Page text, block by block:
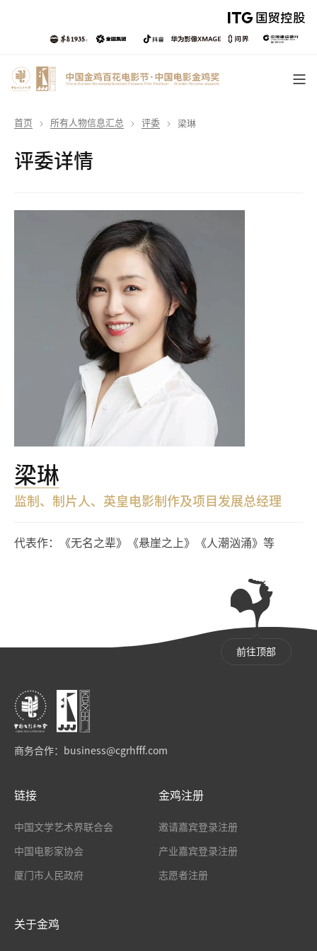
首页 所有人物信息汇总 评委 梁琳
评委详情
梁琳
监制、制片人、英皇电影制作及项目发展总经理
代表作：《无名之辈》《悬崖之上》《人潮汹涌》等
前往顶部
商务合作： business@cgrhfff.com
链接
中国文学艺术界联合会
中国电影家协会
厦门市人民政府
金鸡注册
邀请嘉宾登录注册
产业嘉宾登录注册
志愿者注册
关于金鸡